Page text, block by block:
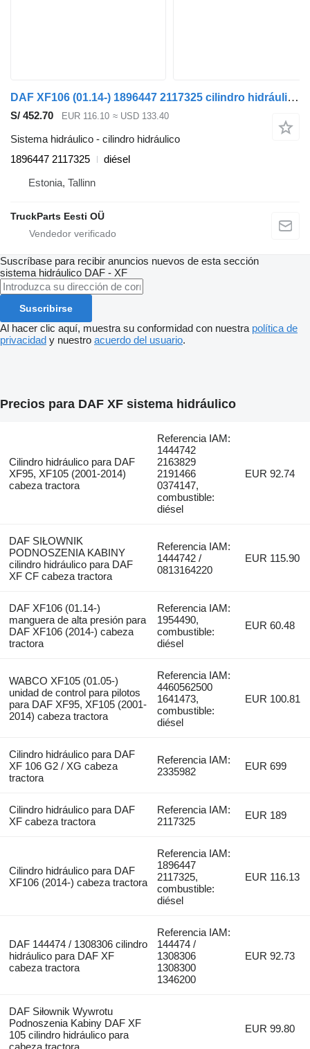
DAF XF106 (01.14-) 1896447 2117325 cilindro hidráulico para DAF XF106 (2014-) cabeza tractora
S/ 452.70 EUR 116.10 ≈ USD 133.40
Sistema hidráulico - cilindro hidráulico
1896447 2117325
diésel
Estonia, Tallinn
TruckParts Eesti OÜ
Suscríbase para recibir anuncios nuevos de esta sección
sistema hidráulico DAF - XF
Suscribirse
Al hacer clic aquí, muestra su conformidad con nuestra política de
privacidad y nuestro acuerdo del usuario.
Precios para DAF XF sistema hidráulico
Cilindro hidráulico para DAF
XF95, XF105 (2001-2014)
cabeza tractora
Referencia IAM:
1444742
2163829
2191466
0374147,
combustible:
diésel
EUR 92.74
DAF SIŁOWNIK
PODNOSZENIA KABINY
cilindro hidráulico para DAF
XF CF cabeza tractora
Referencia IAM:
1444742 /
0813164220
EUR 115.90
DAF XF106 (01.14-)
manguera de alta presión para
DAF XF106 (2014-) cabeza
tractora
Referencia IAM:
1954490,
combustible:
diésel
EUR 60.48
WABCO XF105 (01.05-)
unidad de control para pilotos
para DAF XF95, XF105 (2001-
2014) cabeza tractora
Referencia IAM:
4460562500
1641473,
combustible:
diésel
EUR 100.81
Cilindro hidráulico para DAF
XF 106 G2 / XG cabeza
tractora
Referencia IAM:
2335982
EUR 699
Cilindro hidráulico para DAF
XF cabeza tractora
Referencia IAM:
2117325
EUR 189
Cilindro hidráulico para DAF
XF106 (2014-) cabeza tractora
Referencia IAM:
1896447
2117325,
combustible:
diésel
EUR 116.13
DAF 144474 / 1308306 cilindro
hidráulico para DAF XF
cabeza tractora
Referencia IAM:
144474 /
1308306
1308300
1346200
EUR 92.73
DAF Siłownik Wywrotu
Podnoszenia Kabiny DAF XF
105 cilindro hidráulico para
cabeza tractora
EUR 99.80